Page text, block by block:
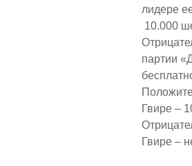
лидере
10.000
партии
Гвире –
Гвире –